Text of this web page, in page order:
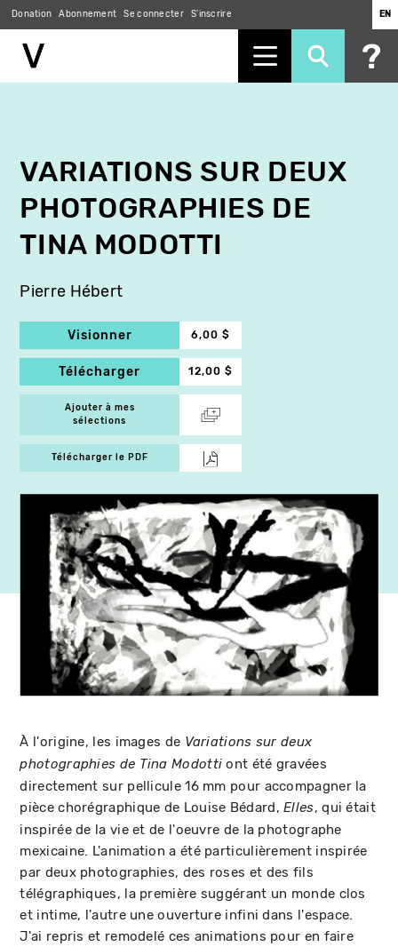
Donation Abonnement Se connecter S'inscrire EN
VARIATIONS SUR DEUX
PHOTOGRAPHIES DE
TINA MODOTTI
Pierre Hébert
Visionner 6,00 $
Télécharger 12,00 $
Ajouter à mes
sélections
Télécharger le PDF
À l'origine, les images de Variations sur deux
photographies de Tina Modotti ont été gravées
directement sur pellicule 16 mm pour accompagner la
pièce chorégraphique de Louise Bédard,Elles, qui était
inspirée de la vie et de l'oeuvre de la photographe
mexicaine. L'animation a été particulièrement inspirée
par deux photographies, des roses et des fils
télégraphiques, la première suggérant un monde clos
et intime, l'autre une ouverture infini dans l'espace.
J'ai repris et remodelé ces animations pour en faire